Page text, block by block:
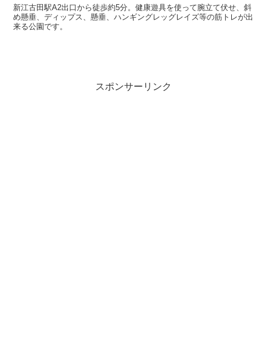
新江古田駅A2出口から徒歩約5分。健康遊具を使って腕立て伏せ、斜
め懸垂、ディップス、懸垂、ハンギングレッグレイズ等の筋トレが出
来る公園です。
スポンサーリンク